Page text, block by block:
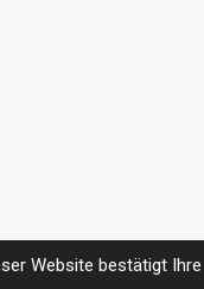
Website bestätigt Ihre